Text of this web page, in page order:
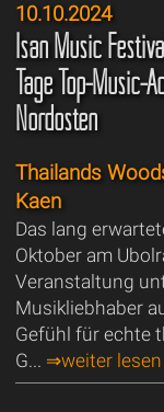
10.10.2024
Isan Music
Tage Top-Music-
Nordosten
Thailands
Kaen
Das lang
Oktober am
Veranstaltung
Musikliebhaber
Gefühl für echte
G... ⇒weiter lesen